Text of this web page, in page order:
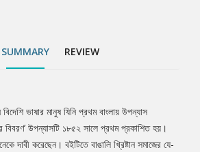
হয়তো ‘ফুলমণি ও করুণার বিবরণ’ সাহিত্যের ইতিহাসে
SUMMARY REVIEW
ভাষার মানুষ যিনি প্রথম বাংলায় উপন্যাস
বিবরণ’ উপন্যাসটি ১৮৫২ সালে প্রথম প্রকাশিত হয়।
দাবী করেছেন। বইটিতে বাঙালি খ্রিষ্টান সমাজের যে-